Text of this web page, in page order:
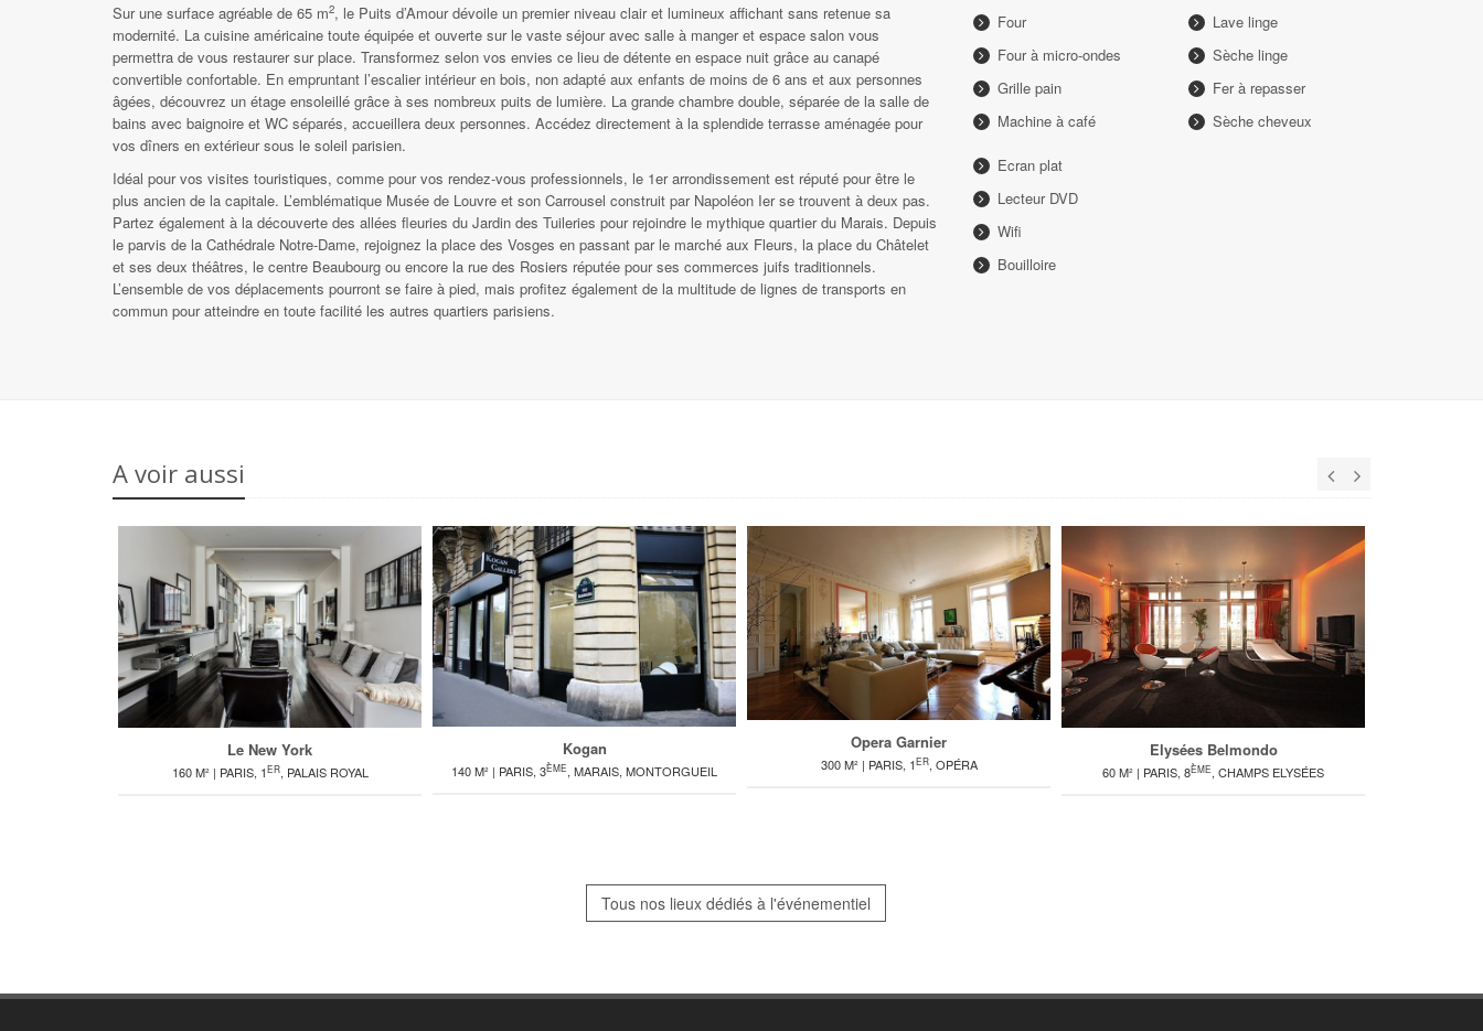
Sur une surface agréable de 65 m2, le Puits d’Amour dévoile un premier niveau clair et lumineux affichant sans retenue sa
modernité. La cuisine américaine toute équipée et ouverte sur le vaste séjour avec salle à manger et espace salon vous
permettra de vous restaurer sur place. Transformez selon vos envies ce lieu de détente en espace nuit grâce au canapé
convertible confortable. En empruntant l’escalier intérieur en bois, non adapté aux enfants de moins de 6 ans et aux personnes
âgées, découvrez un étage ensoleillé grâce à ses nombreux puits de lumière. La grande chambre double, séparée de la salle de
bains avec baignoire et WC séparés, accueillera deux personnes. Accédez directement à la splendide terrasse aménagée pour
vos dîners en extérieur sous le soleil parisien.
Idéal pour vos visites touristiques, comme pour vos rendez-vous professionnels, le 1er arrondissement est réputé pour être le
plus ancien de la capitale. L’emblématique Musée de Louvre et son Carrousel construit par Napoléon Ier se trouvent à deux pas.
Partez également à la découverte des allées fleuries du Jardin des Tuileries pour rejoindre le mythique quartier du Marais. Depuis
le parvis de la Cathédrale Notre-Dame, rejoignez la place des Vosges en passant par le marché aux Fleurs, la place du Châtelet
et ses deux théâtres, le centre Beaubourg ou encore la rue des Rosiers réputée pour ses commerces juifs traditionnels.
L’ensemble de vos déplacements pourront se faire à pied, mais profitez également de la multitude de lignes de transports en
commun pour atteindre en toute facilité les autres quartiers parisiens.
Four
Four à micro-ondes
Grille pain
Machine à café
Lave linge
Sèche linge
Fer à repasser
Sèche cheveux
Ecran plat
Lecteur DVD
Wifi
Bouilloire
A voir aussi
Le New York
160 M² | PARIS, 1ER, PALAIS ROYAL
Kogan
140 M² | PARIS, 3ÈME, MARAIS, MONTORGUEIL
Opera Garnier
300 M² | PARIS, 1ER, OPÉRA
Elysées Belmondo
60 M² | PARIS, 8ÈME, CHAMPS ELYSÉES
Tous nos lieux dédiés à l'événementiel